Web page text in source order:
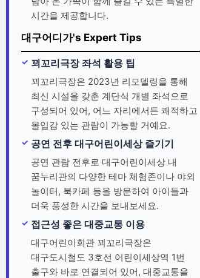
시간을 제공합니다.
대구어디가's Expert Tips
꾀꼬리극장 좌석 활용 팁
꾀꼬리극장은 2023년 리모델링을 통해
최신 시설을 갖춘 계단식 개별 좌석으로
구성되어 있어, 어느 자리에서든 쾌적하고
몰입감 있는 관람이 가능할 거예요.
공연 전후 대구어린이세상 즐기기
공연 관람 전후로 대구어린이세상 내
꿈누리관의 다양한 테마 체험존이나 야외
놀이터, 북카페 등을 방문하여 아이들과
더욱 풍성한 시간을 보내보세요.
접근성 좋은 대중교통 이용
대구어린이회관 꾀꼬리극장은
대구도시철도 3호선 어린이세상역 1번
출구와 바로 연결되어 있어, 대중교통을